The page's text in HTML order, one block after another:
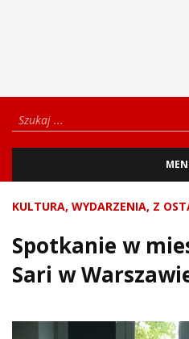
KULTURA, WYDARZENIA, Z
Spotkanie w
Sari w